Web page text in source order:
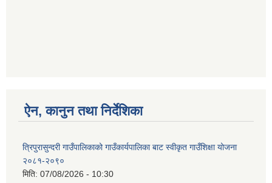
ऐन, कानुन तथा निर्देशिका
त्रिपुरासुन्दरी गाउँपालिकाको गाउँकार्यपालिका बाट स्वीकृत गाउँशिक्षा योजना
२०८१-२०९०
मिति: 07/08/2026 - 10:30